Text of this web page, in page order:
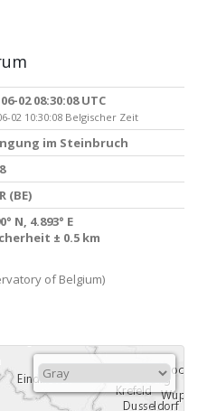
02 08:30:08 UTC
02 10:30:08 Belgischer Zeit
im Steinbruch
(BE)
N, 4.893° E
± 0.5 km
of Belgium)